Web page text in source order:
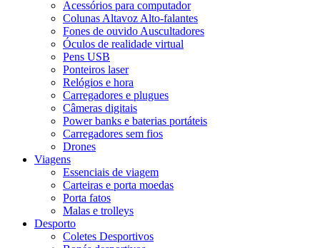
Acessórios para computador
Colunas Altavoz Alto-falantes
Fones de ouvido Auscultadores
Óculos de realidade virtual
Pens USB
Ponteiros laser
Relógios e hora
Carregadores e plugues
Câmeras digitais
Power banks e baterias portáteis
Carregadores sem fios
Drones
Viagens
Essenciais de viagem
Carteiras e porta moedas
Porta fatos
Malas e trolleys
Desporto
Coletes Desportivos